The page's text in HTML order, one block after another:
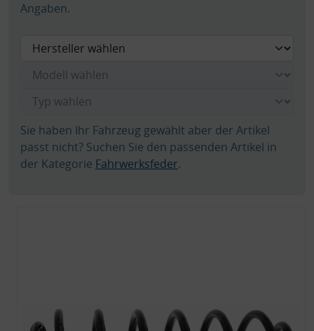
Angaben.
Sie haben Ihr Fahrzeug gewählt aber der Artikel
passt nicht? Suchen Sie den passenden Artikel in
der Kategorie Fahrwerksfeder.